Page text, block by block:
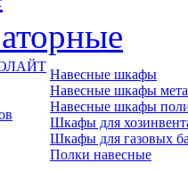
Навесные шкафы
Навесные шкафы
Навесные шкафы
Шкафы для
Шкафы для газовых
Полки навесные